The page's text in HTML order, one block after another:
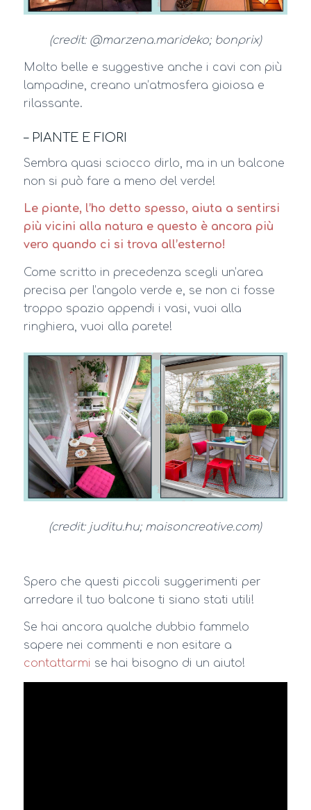
(credit: @marzena.marideko; bonprix)
Molto belle e suggestive anche i cavi con più
lampadine, creano un’atmosfera gioiosa e
rilassante.
– PIANTE E FIORI
Sembra quasi sciocco dirlo, ma in un balcone
non si può fare a meno del verde!
Le piante, l’ho detto spesso, aiuta a sentirsi
più vicini alla natura e questo è ancora più
vero quando ci si trova all’esterno!
Come scritto in precedenza scegli un’area
precisa per l’angolo verde e, se non ci fosse
troppo spazio appendi i vasi, vuoi alla
ringhiera, vuoi alla parete!
(credit: juditu.hu; maisoncreative.com)
Spero che questi piccoli suggerimenti per
arredare il tuo balcone ti siano stati utili!
Se hai ancora qualche dubbio fammelo
sapere nei commenti e non esitare a
contattarmi se hai bisogno di un aiuto!